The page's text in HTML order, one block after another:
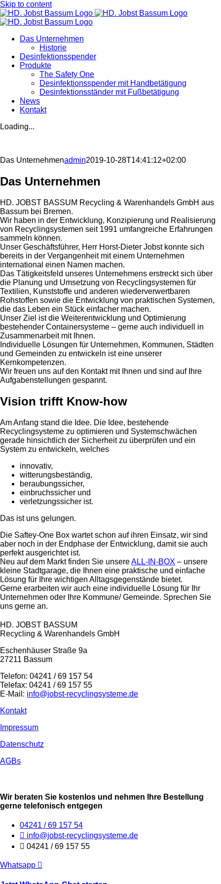
Skip to content
Das Unternehmen
Historie
Desinfektionsspender
Produkte
The Safety One
Desinfektionsspender mit Handbetätigung
Desinfektionsständer mit Fußbetätigung
News
Kontakt
Loading...
Das Unternehmenadmin2019-10-28T14:41:12+02:00
Das Unternehmen
HD. JOBST BASSUM Recycling & Warenhandels GmbH aus
Bassum bei Bremen.
Wir haben in der Entwicklung, Konzipierung und Realisierung
von Recyclingsystemen seit 1991 umfangreiche Erfahrungen
sammeln können.
Unser Geschäftsführer, Herr Horst-Dieter Jobst konnte sich
bereits in der Vergangenheit mit einem Unternehmen
international einen Namen machen.
Das Tätigkeitsfeld unseres Unternehmens erstreckt sich über
die Planung und Umsetzung von Recyclingsystemen für
Textilien, Kunststoffe und anderen wiederverwertbaren
Rohstoffen sowie die Entwicklung von praktischen Systemen,
die das Leben ein Stück einfacher machen.
Unser Ziel ist die Weiterentwicklung und Optimierung
bestehender Containersysteme – gerne auch individuell in
Zusammenarbeit mit Ihnen.
Individuelle Lösungen für Unternehmen, Kommunen, Städten
und Gemeinden zu entwickeln ist eine unserer
Kernkompetenzen.
Wir freuen uns auf den Kontakt mit Ihnen und sind auf Ihre
Aufgabenstellungen gespannt.
Vision trifft Know-how
Am Anfang stand die Idee. Die Idee, bestehende
Recyclingsysteme zu optimieren und Systemschwächen
gerade hinsichtlich der Sicherheit zu überprüfen und ein
System zu entwickeln, welches
innovativ,
witterungsbeständig,
beraubungssicher,
einbruchssicher und
verletzungssicher ist.
Das ist uns gelungen.
Die Saftey-One Box wartet schon auf ihren Einsatz, wir sind
aber noch in der Endphase der Entwicklung, damit sie auch
perfekt ausgerichtet ist.
Neu auf dem Markt finden Sie unsereALL-IN-BOX – unsere
kleine Stadtgarage, die Ihnen eine praktische und einfache
Lösung für Ihre wichtigen Alltagsgegenstände bietet.
Gerne erarbeiten wir auch eine individuelle Lösung für Ihr
Unternehmen oder Ihre Kommune/ Gemeinde. Sprechen Sie
uns gerne an.
HD. JOBST BASSUM
Recycling & Warenhandels GmbH
Eschenhäuser Straße 9a
27211 Bassum
Telefon: 04241 / 69 157 54
Telefax: 04241 / 69 157 55
E-Mail: info@jobst-recyclingsysteme.de
Kontakt
Impressum
Datenschutz
AGBs
Wir beraten Sie kostenlos und nehmen Ihre Bestellung
gerne telefonisch entgegen
04241 / 69 157 54
info@jobst-recyclingsysteme.de
04241 / 69 157 55
Whatsapp